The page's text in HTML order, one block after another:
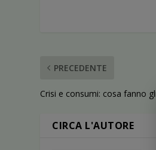
PRECEDENTE
Crisi e consumi: cosa fanno
CIRCA L'AUTORE